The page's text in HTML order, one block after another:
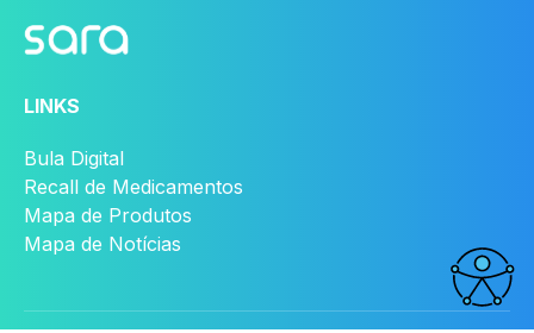
LINKS
Bula Digital
Recall de Medicamentos
Mapa de Produtos
Mapa de Notícias